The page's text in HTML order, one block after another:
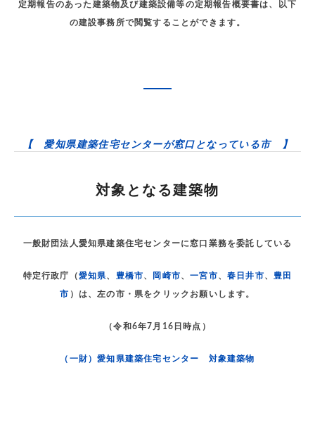
定期報告のあった建築物及び建築設備等の定期報告概要書は、以下
の建設事務所で閲覧することができます。
【 愛知県建築住宅センターが窓口となっている市 】
対象となる建築物
一般財団法人愛知県建築住宅センターに窓口業務を委託している
特定行政庁（愛知県、 豊橋市、 岡崎市、一宮市、春日井市、 豊田
市 ）は、左の市・県をクリックお願いします。
（令和6年7月16日時点）
（一財）愛知県建築住宅センター 対象建築物